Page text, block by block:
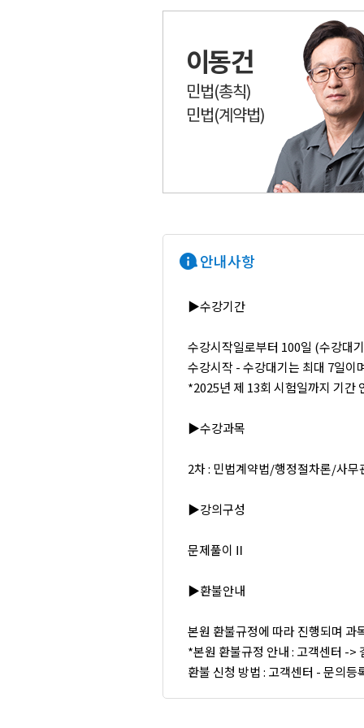
이동건
민법(총칙)
민법(계약법)
안내사항
▶수강기간
수강시작일로부터 100일 (수강대
수강시작 - 수강대기는 최대 7일이
*2025년 제 13회 시험일까지 기간
▶수강과목
2차 : 민법계약법/행정절차론/사
▶강의구성
문제풀이Ⅱ
▶환불안내
본원 환불규정에 따라 진행되며 과
*본원 환불규정 안내 : 고객센터 ->
환불 신청 방법 : 고객센터 - 문의등